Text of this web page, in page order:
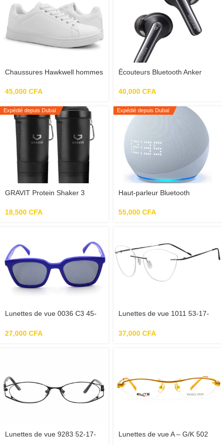
Chaussures Hawkwell hommes
45,000 CFA
Écouteurs Bluetooth Anker
suppression active du bruit
40,000 CFA
Expédié depuis Dubaï
GRAVIT Protein Shaker 3
antidérapant sans BPA avec
18,500 CFA
Expédié depuis Dubaï
Haut-parleur Bluetooth
génération) avec horloge et
55,000 CFA
Lunettes de vue 0036 C3 45-
27,000 CFA
Lunettes de vue 1011 53-17-
37,000 CFA
Lunettes de vue 9283 52-17-
Lunettes de vue A – G/K 502